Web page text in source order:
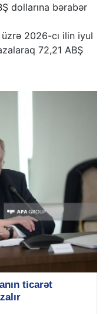
dollarına bərabər
üzrə 2026-cı ilin iyul
72,21 ABŞ
ticarət